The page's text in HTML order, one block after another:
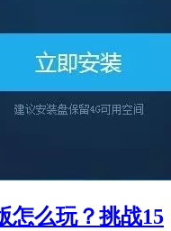
怎么玩？挑战15